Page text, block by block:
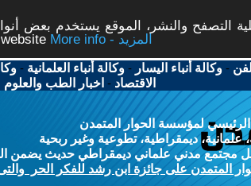
التصفح والنشر، الموقع يستخدم بعض
More info - المزيد
-وكالة أنباء اليسار -وكالة أنباء العلمانية -
الاقتصاد - اخبار الطب والعلوم
الرئيسي لمؤسسة الحوار المتمدن
علمانية، ديمقراطية، تطوعية وغير ربحية
مجتمع مدني علماني ديمقراطي حديث يضمن
المتمدن على جائزة ابن رشد للفكر الحر والتى